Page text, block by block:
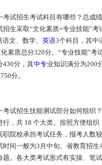
考试招生考试科目有哪些？总成
招生采取“文化素质+专业技能”考
文、数学、 英语3个科目，其中
素质总分320分。“专业技能”考
430分，其中专业知识满分为200
分。
考试招生技能测试部分如何组织？
行，共 18 个大类。按照方便组织
职院校承担考试任务，报考人数
时间一般为3月中旬。省教育招生
题。各大类考试形式有实操、笔